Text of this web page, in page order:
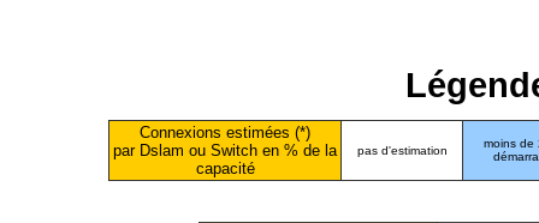
Connexions estimées (*)
par Dslam ou Switch en % de la
capacité
pas d'estimation
moins de